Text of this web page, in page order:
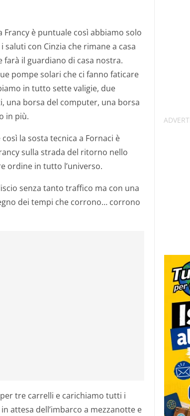
Francy è puntuale così abbiamo solo
con Cinzia che rimane a casa
farà il guardiano di casa nostra.
pompe solari che ci fanno faticare
in tutto sette valigie, due
una borsa del computer, una borsa
in più.
la sosta tecnica a Fornaci è
sulla strada del ritorno nello
ordine in tutto l’universo.
senza tanto traffico ma con una
dei tempi che corrono… corrono
tre carrelli e carichiamo tutti i
attesa dell’imbarco a mezzanotte e